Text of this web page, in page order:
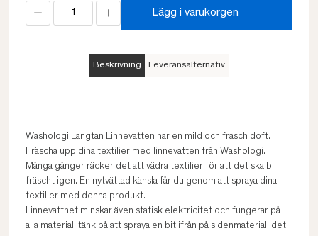
Lägg i varukorgen
Beskrivning Leveransalternativ
Washologi Längtan Linnevatten har en mild och fräsch doft.
Fräscha upp dina textilier med linnevatten från Washologi.
Många gånger räcker det att vädra textilier för att det ska bli
fräscht igen. En nytvättad känsla får du genom att spraya dina
textilier med denna produkt.
Linnevattnet minskar även statisk elektricitet och fungerar på
alla material, tänk på att spraya en bit ifrån på sidenmaterial, det